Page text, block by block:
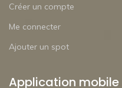
Créer un compte
Me connecter
Ajouter un spot
Application mobile